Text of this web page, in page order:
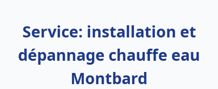
Service: installation et
dépannage chauffe eau
Montbard